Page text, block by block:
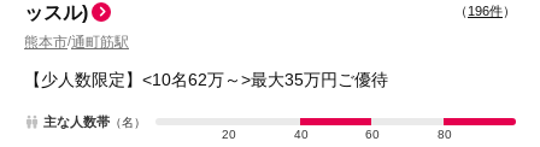
ッスル)
熊本市/通町筋駅
（ 196件）
【少人数限定】<10名62万～>最大35万円ご優待
主な人数帯 （名）
20
40 60 80